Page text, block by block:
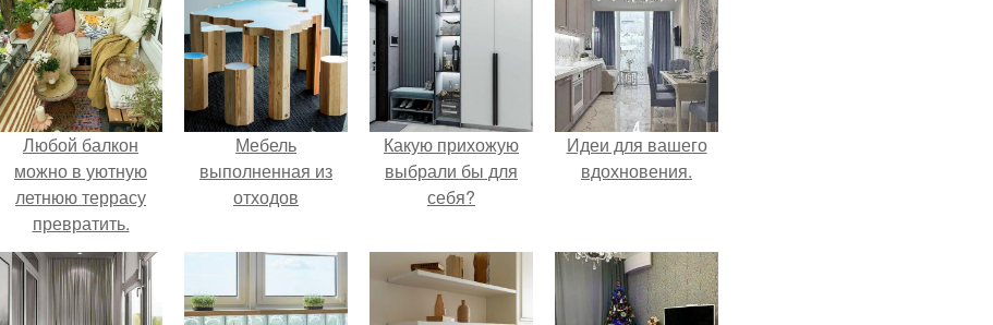
Любой балкон
можно в уютную
летнюю террасу
превратить.
Мебель
выполненная из
отходов
Какую прихожую
выбрали бы для
себя?
Идеи для вашего
вдохновения.